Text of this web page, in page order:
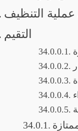
التنظيف
التقيم